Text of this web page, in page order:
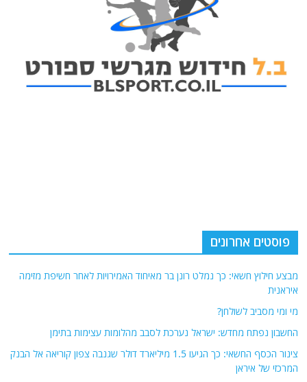
פוסטים אחרונים
מבצע חילוץ חשאי: כך נמלט רונן בר מאיחוד האמירויות לאחר חשיפת מזימה
איראנית
מי ומי מסביב לשולחן?
החשבון נפתח מחדש: ישראל נערכת לסבב מהלומות עצימות בתימן
צינור הכסף החשאי: כך הגיעו 1.5 מיליארד דולר שגנבה צפון קוריאה אל הבנק
המרכזי של איראן